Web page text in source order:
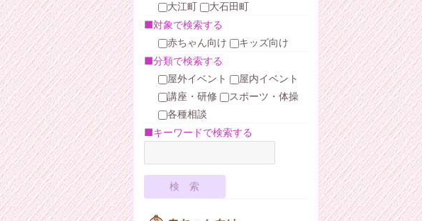
大江町
大石田町
■対象で検索する
赤ちゃん向け
キッズ向け
■分類で検索する
屋外イベント
屋内イベント
講座・研修
スポーツ・体操
各種相談
■キーワードで検索する